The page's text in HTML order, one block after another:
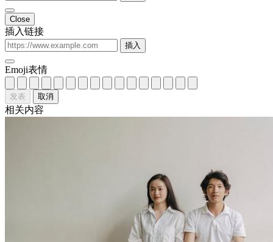
Close
插入链接
插入
Emoji表情